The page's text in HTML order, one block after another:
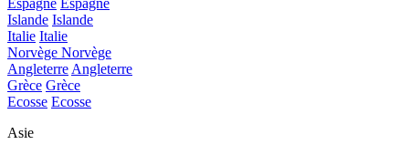
Espagne Espagne
Islande Islande
Italie Italie
Norvège Norvège
AngleterreAngleterre
Grèce Grèce
Ecosse Ecosse
Asie